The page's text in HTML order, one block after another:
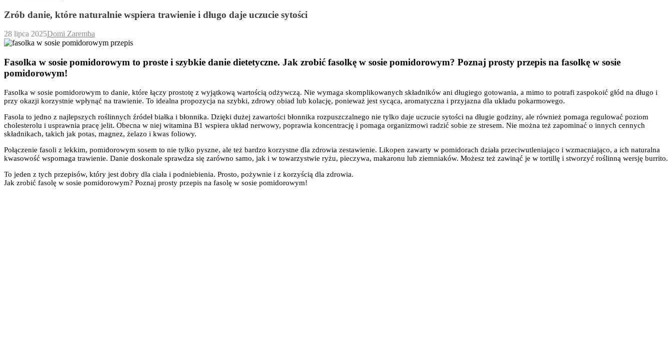
Zrób danie, które naturalnie wspiera trawienie i długo daje uczucie sytości
28 lipca 2025Domi Zaremba
Fasolka w sosie pomidorowym to proste i szybkie danie dietetyczne. Jak zrobić fasolkę w sosie pomidorowym? Poznaj prosty przepis na fasolkę w sosie
pomidorowym!
Fasolka w sosie pomidorowym to danie, które łączy prostotę z wyjątkową wartością odżywczą. Nie wymaga skomplikowanych składników ani długiego gotowania, a mimo to potrafi zaspokoić głód na długo i
przy okazji korzystnie wpłynąć na trawienie. To idealna propozycja na szybki, zdrowy obiad lub kolację, ponieważ jest sycąca, aromatyczna i przyjazna dla układu pokarmowego.
Fasola to jedno z najlepszych roślinnych źródeł białka i błonnika. Dzięki dużej zawartości błonnika rozpuszczalnego nie tylko daje uczucie sytości na długie godziny, ale również pomaga regulować poziom
cholesterolu i usprawnia pracę jelit. Obecna w niej witamina B1 wspiera układ nerwowy, poprawia koncentrację i pomaga organizmowi radzić sobie ze stresem. Nie można też zapominać o innych cennych
składnikach, takich jak potas, magnez, żelazo i kwas foliowy.
Połączenie fasoli z lekkim, pomidorowym sosem to nie tylko pyszne, ale też bardzo korzystne dla zdrowia zestawienie. Likopen zawarty w pomidorach działa przeciwutleniająco i wzmacniająco, a ich naturalna
kwasowość wspomaga trawienie. Danie doskonale sprawdza się zarówno samo, jak i w towarzystwie ryżu, pieczywa, makaronu lub ziemniaków. Możesz też zawinąć je w tortillę i stworzyć roślinną wersję burrito.
To jeden z tych przepisów, który jest dobry dla ciała i podniebienia. Prosto, pożywnie i z korzyścią dla zdrowia.
Jak zrobić fasolę w sosie pomidorowym? Poznaj prosty przepis na fasolę w sosie pomidorowym!